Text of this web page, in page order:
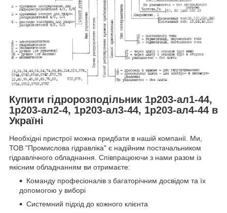
Купити гідророзподільник 1р203-ал1-44,
1р203-ал2-4, 1р203-ал3-44, 1р203-ал4-44 в
Україні
Необхідні пристрої можна придбати в нашій компанії. Ми,
ТОВ "Промислова гідравліка" є надійним постачальником
гідравлічного обладнання. Співпрацюючи з нами разом із
якісним обладнанням ви отримаєте:
Команду професіоналів з багаторічним досвідом та їх
допомогою у виборі
Системний підхід до кожного клієнта